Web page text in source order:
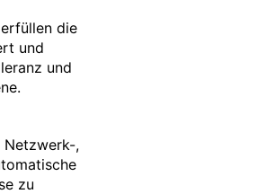
die
und
und
Netzwerk-,
zu